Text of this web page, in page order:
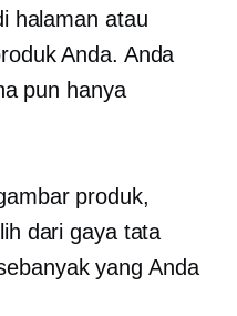
halaman atau
Anda. Anda
pun hanya
produk,
dari gaya tata
yang Anda